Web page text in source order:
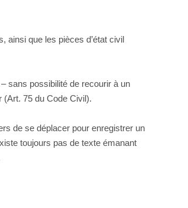
ainsi que les pièces d’état civil
sans possibilité de recourir à un
(Art. 75 du Code Civil).
de se déplacer pour enregistrer un
toujours pas de texte émanant